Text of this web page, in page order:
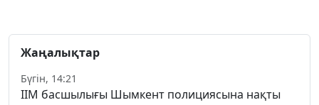
Жаңалықтар
Бүгін, 14:21
ІІМ басшылығы Шымкент полициясына нақты